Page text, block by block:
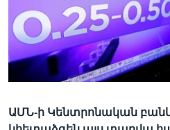
Լեզուներ
ԱՄՆ-ի Կենտրոնական